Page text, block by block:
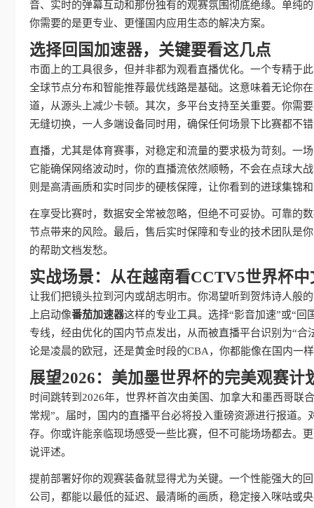
音、实时的弹幕互动和那份独有的观赛氛围彻底绝缘。单纯
你需要的是更专业、更懂国内应用生态的解决方案。
选择回国加速器，关键要看这几点
市面上的工具很多，但并非都为观看直播优化。一个专精于
全球节点分布和智能推荐最优线路是基础。这意味着无论你
道，从源头上减少卡顿。其次，多平台支持至关重要。你需
无缝切换，一人多端设备同时用，确保任何场景下比赛都不
直播，尤其是体育赛事，对稳定和流量的要求极为苛刻。一
它能确保网络波动时，你的直播流依然顺畅，不会在点球大
则是高清画质和实时同步的硬核保障，让你看到的进球集锦
在享受比赛时，数据安全常被忽略，但绝不可妥协。可靠的
节点带来的风险。最后，售后实时保障和专业的技术团队是
的帮助文档发愁。
实战场景：从在越南看CCTV5世界杯
让我们把镜头拉到河内或胡志明市。你渴望听到贺炜诗人般
上启动像番茄加速器这样的专业工具。选择“影音加速”或“
专线，经由优化的国内节点发出，从而被直播平台识别为“
论是凌晨的欧冠，还是黄金时段的CBA，你都能像在国内一
展望2026：美加墨世界杯的完美观赛计
时间跳转到2026年，世界杯首次由美国、加拿大和墨西哥联
常规”。届时，国内的直播平台必将投入重磅资源进行报道
存。你或许能亲临现场感受一些比赛，但不可能场场都去。
说评述。
提前部署好你的观赛装备就显得尤为关键。一个性能强大的
公司，都能以最低的延迟、最清晰的画质，稳定接入咪咕或